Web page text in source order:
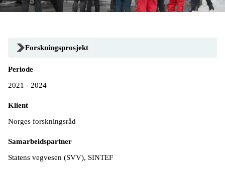
Forskningsprosjekt
Periode
2021 - 2024
Klient
Norges forskningsråd
Samarbeidspartner
Statens vegvesen (SVV), SINTEF